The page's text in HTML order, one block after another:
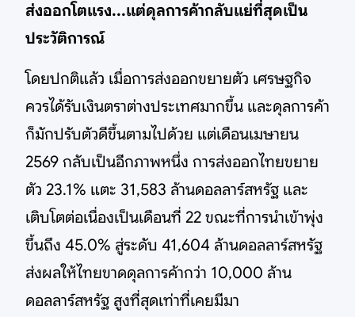
ส่งออกโตแรง...แต่ดุลการค้ากลับแย่ที่สุดเป็น
ประวัติการณ์
โดยปกติแล้ว เมื่อการส่งออกขยายตัว เศรษฐกิจ
ควรได้รับเงินตราต่างประเทศมากขึ้น และดุลการค้า
ก็มักปรับตัวดีขึ้นตามไปด้วย แต่เดือนเมษายน
2569 กลับเป็นอีกภาพหนึ่ง การส่งออกไทยขยาย
ตัว 23.1% แตะ 31,583 ล้านดอลลาร์สหรัฐ และ
เติบโตต่อเนื่องเป็นเดือนที่ 22 ขณะที่การนำเข้าพุ่ง
ขึ้นถึง 45.0% สู่ระดับ 41,604 ล้านดอลลาร์สหรัฐ
ส่งผลให้ไทยขาดดุลการค้ากว่า 10,000 ล้าน
ดอลลาร์สหรัฐ สูงที่สุดเท่าที่เคยมีมา